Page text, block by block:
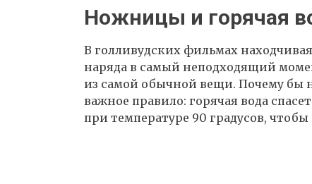
Ножницы и горячая
В голливудских фильмах
наряда в самый неподходящий
из самой обычной вещи. Почему бы
важное правило: горячая вода
при температуре 90 градусов,